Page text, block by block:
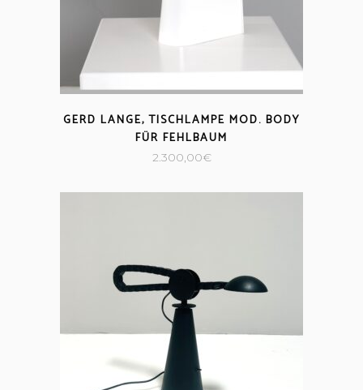
GERD LANGE, TISCHLAMPE MOD. BODY
FÜR FEHLBAUM
2.300,00€